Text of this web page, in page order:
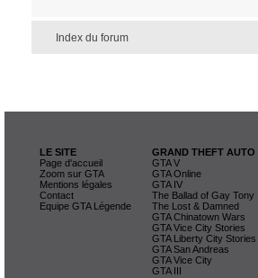
Index du forum
LE SITE
Page d'accueil
Zoom sur GTA
Mentions légales
Contact
Equipe GTA Légende
GRAND THEFT AUTO
GTA V
GTA Online
GTA IV
The Ballad of Gay Tony
The Lost & Damned
GTA Chinatown Wars
GTA Vice City Stories
GTA Liberty City Stories
GTA San Andreas
GTA Vice City
GTA III